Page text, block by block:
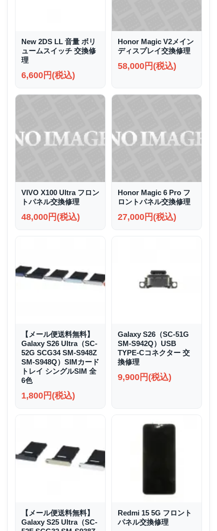
New 2DS LL 音量 ボリ
ュームスイッチ 交換修
理
6,600円(税込)
Honor Magic V2メイン
ディスプレイ交換修理
58,000円(税込)
VIVO X100 Ultra フロン
トパネル交換修理
48,000円(税込)
Honor Magic 6 Pro フ
ロントパネル交換修理
27,000円(税込)
【メール便送料無料】
Galaxy S26 Ultra（SC-
52G SCG34 SM-S948Z
SM-S948Q）SIMカード
トレイ シングルSIM 全
6色
1,800円(税込)
Galaxy S26（SC-51G
SM-S942Q）USB
TYPE-Cコネクター 交
換修理
9,900円(税込)
【メール便送料無料】
Galaxy S25 Ultra（SC-
Redmi 15 5G フロント
パネル交換修理